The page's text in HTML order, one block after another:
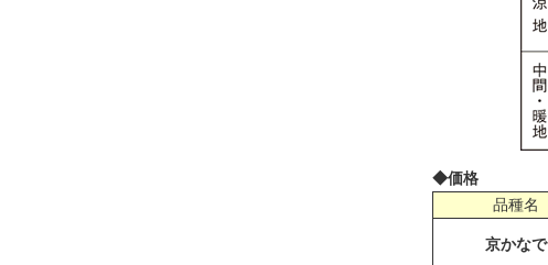
◆価格
品種名
京かなで